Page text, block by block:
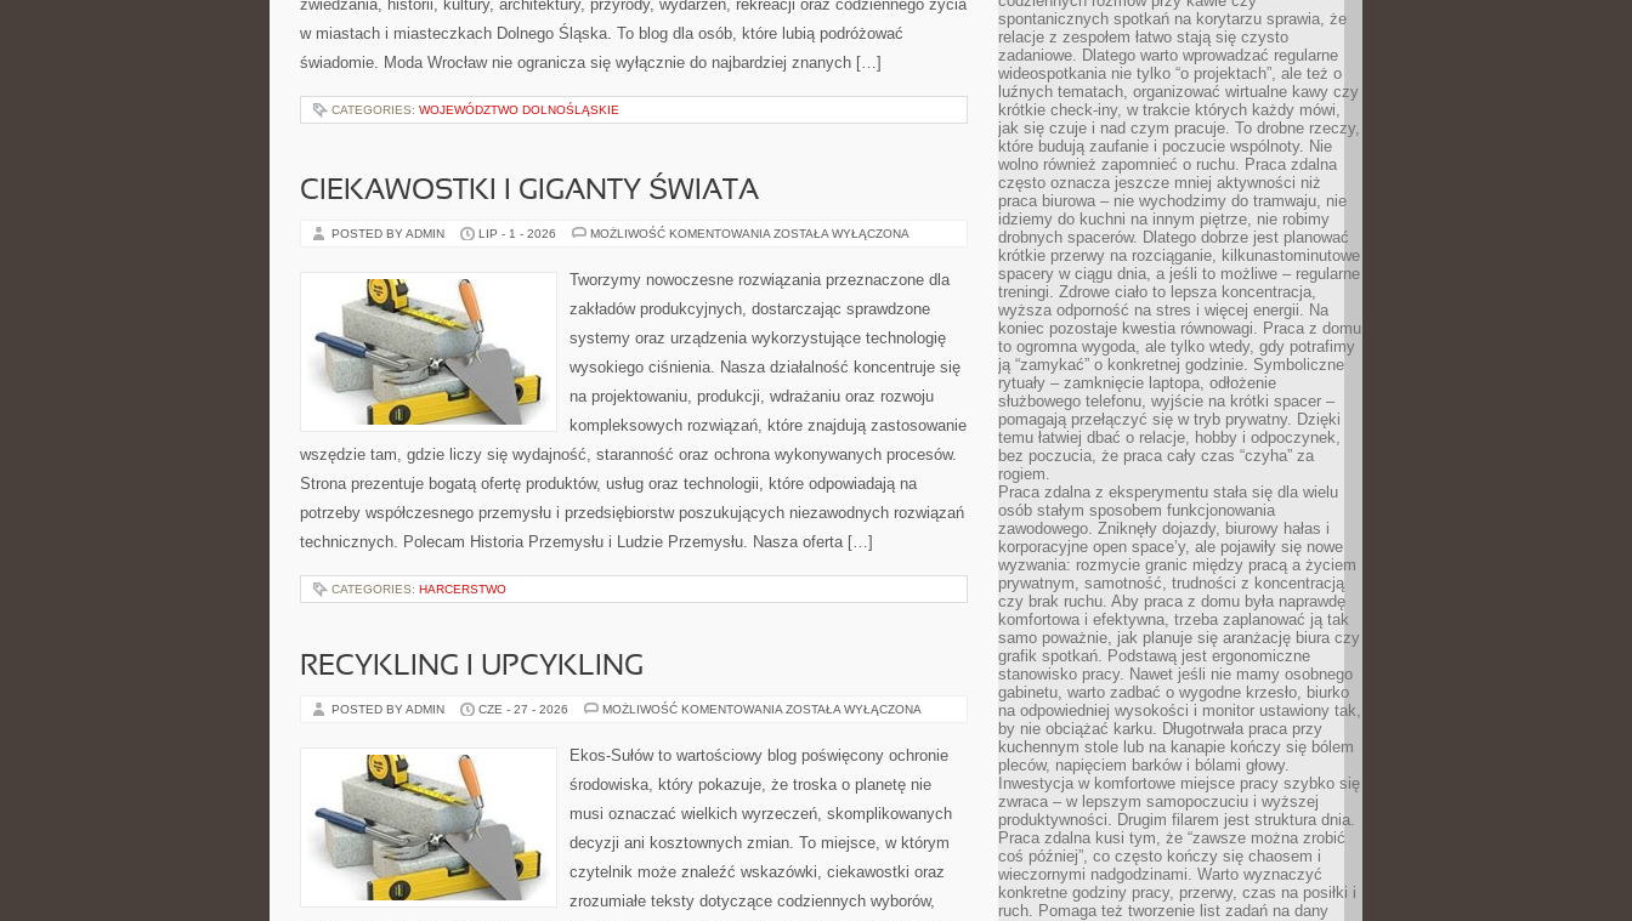
zwiedzania, historii, kultury, architektury, przyrody, wydarzeń, rekreacji oraz codziennego życia
w miastach i miasteczkach Dolnego Śląska. To blog dla osób, które lubią podróżować
świadomie. Moda Wrocław nie ogranicza się wyłącznie do najbardziej znanych […]
CATEGORIES: WOJEWÓDZTWO DOLNOŚLĄSKIE
CIEKAWOSTKI I GIGANTY ŚWIATA
POSTED BY ADMIN LIP - 1 - 2026 MOŻLIWOŚĆ KOMENTOWANIA CIEKAWOSTKI
ŚWIATA
ZOSTAŁA WYŁĄCZONA
Tworzymy nowoczesne rozwiązania przeznaczone dla
zakładów produkcyjnych, dostarczając sprawdzone
systemy oraz urządzenia wykorzystujące technologię
wysokiego ciśnienia. Nasza działalność koncentruje się
na projektowaniu, produkcji, wdrażaniu oraz rozwoju
kompleksowych rozwiązań, które znajdują zastosowanie
wszędzie tam, gdzie liczy się wydajność, staranność oraz ochrona wykonywanych procesów.
Strona prezentuje bogatą ofertę produktów, usług oraz technologii, które odpowiadają na
potrzeby współczesnego przemysłu i przedsiębiorstw poszukujących niezawodnych rozwiązań
technicznych. Polecam Historia Przemysłu i Ludzie Przemysłu. Nasza oferta […]
CATEGORIES: HARCERSTWO
RECYKLING I UPCYKLING
POSTED BY ADMIN CZE - 27 - 2026 MOŻLIWOŚĆ KOMENTOWANIA RECYKLING
ZOSTAŁA WYŁĄCZONA
Ekos-Sułów to wartościowy blog poświęcony ochronie
środowiska, który pokazuje, że troska o planetę nie
musi oznaczać wielkich wyrzeczeń, skomplikowanych
decyzji ani kosztownych zmian. To miejsce, w którym
czytelnik może znaleźć wskazówki, ciekawostki oraz
zrozumiałe teksty dotyczące codziennych wyborów,
spontanicznych spotkań na korytarzu sprawia, że
relacje z zespołem łatwo stają się czysto
zadaniowe. Dlatego warto wprowadzać regularne
wideospotkania nie tylko “o projektach”, ale też o
luźnych tematach, organizować wirtualne kawy czy
krótkie check-iny, w trakcie których każdy mówi,
jak się czuje i nad czym pracuje. To drobne rzeczy,
które budują zaufanie i poczucie wspólnoty. Nie
wolno również zapomnieć o ruchu. Praca zdalna
często oznacza jeszcze mniej aktywności niż
praca biurowa – nie wychodzimy do tramwaju, nie
idziemy do kuchni na innym piętrze, nie robimy
drobnych spacerów. Dlatego dobrze jest planować
krótkie przerwy na rozciąganie, kilkunastominutowe
spacery w ciągu dnia, a jeśli to możliwe – regularne
treningi. Zdrowe ciało to lepsza koncentracja,
wyższa odporność na stres i więcej energii. Na
koniec pozostaje kwestia równowagi. Praca z domu
to ogromna wygoda, ale tylko wtedy, gdy potrafimy
ją “zamykać” o konkretnej godzinie. Symboliczne
rytuały – zamknięcie laptopa, odłożenie
służbowego telefonu, wyjście na krótki spacer –
pomagają przełączyć się w tryb prywatny. Dzięki
temu łatwiej dbać o relacje, hobby i odpoczynek,
bez poczucia, że praca cały czas “czyha” za
rogiem.
Praca zdalna z eksperymentu stała się dla wielu
osób stałym sposobem funkcjonowania
zawodowego. Zniknęły dojazdy, biurowy hałas i
korporacyjne open space’y, ale pojawiły się nowe
wyzwania: rozmycie granic między pracą a życiem
prywatnym, samotność, trudności z koncentracją
czy brak ruchu. Aby praca z domu była naprawdę
komfortowa i efektywna, trzeba zaplanować ją tak
samo poważnie, jak planuje się aranżację biura czy
grafik spotkań. Podstawą jest ergonomiczne
stanowisko pracy. Nawet jeśli nie mamy osobnego
gabinetu, warto zadbać o wygodne krzesło, biurko
na odpowiedniej wysokości i monitor ustawiony tak,
by nie obciążać karku. Długotrwała praca przy
kuchennym stole lub na kanapie kończy się bólem
pleców, napięciem barków i bólami głowy.
Inwestycja w komfortowe miejsce pracy szybko się
zwraca – w lepszym samopoczuciu i wyższej
produktywności. Drugim filarem jest struktura dnia.
Praca zdalna kusi tym, że “zawsze można zrobić
coś później”, co często kończy się chaosem i
wieczornymi nadgodzinami. Warto wyznaczyć
konkretne godziny pracy, przerwy, czas na posiłki i
ruch. Pomaga też tworzenie list zadań na dany